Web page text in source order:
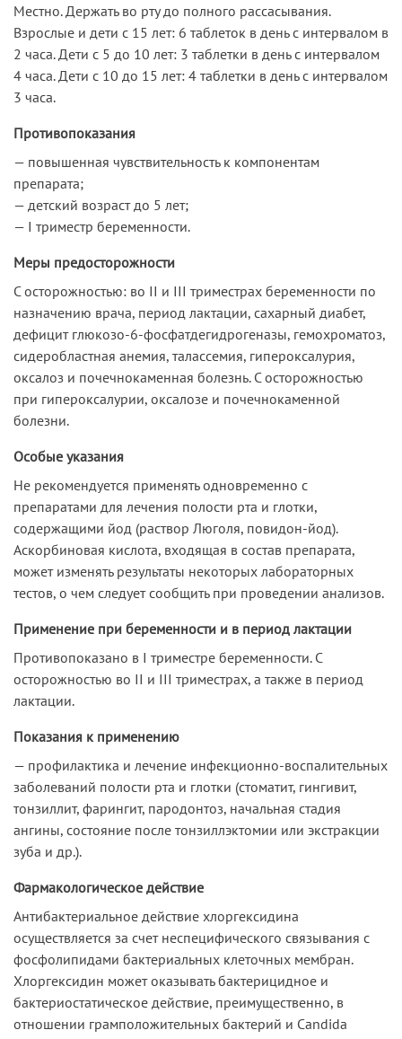
Местно. Держать во рту до полного рассасывания.
Взрослые и дети с 15 лет: 6 таблеток в день с интервалом в
2 часа. Дети с 5 до 10 лет: 3 таблетки в день с интервалом
4 часа. Дети с 10 до 15 лет: 4 таблетки в день с интервалом
3 часа.
Противопоказания
— повышенная чувствительность к компонентам
препарата;
— детский возраст до 5 лет;
— I триместр беременности.
Меры предосторожности
С осторожностью: во II и III триместрах беременности по
назначению врача, период лактации, сахарный диабет,
дефицит глюкозо-6-фосфатдегидрогеназы, гемохроматоз,
сидеробластная анемия, талассемия, гипероксалурия,
оксалоз и почечнокаменная болезнь. С осторожностью
при гипероксалурии, оксалозе и почечнокаменной
болезни.
Особые указания
Не рекомендуется применять одновременно с
препаратами для лечения полости рта и глотки,
содержащими йод (раствор Люголя, повидон-йод).
Аскорбиновая кислота, входящая в состав препарата,
может изменять результаты некоторых лабораторных
тестов, о чем следует сообщить при проведении анализов.
Применение при беременности и в период лактации
Противопоказано в I триместре беременности. С
осторожностью во II и III триместрах, а также в период
лактации.
Показания к применению
— профилактика и лечение инфекционно-воспалительных
заболеваний полости рта и глотки (стоматит, гингивит,
тонзиллит, фарингит, пародонтоз, начальная стадия
ангины, состояние после тонзиллэктомии или экстракции
зуба и др.).
Фармакологическое действие
Антибактериальное действие хлоргексидина
осуществляется за счет неспецифического связывания с
фосфолипидами бактериальных клеточных мембран.
Хлоргексидин может оказывать бактерицидное и
бактериостатическое действие, преимущественно, в
отношении грамположительных бактерий и Candida